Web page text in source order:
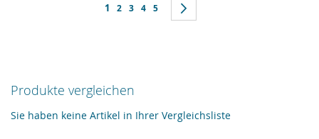
Sie lesen gerade Seite
1 Seite
2 Seite
3 Seite
4 Seite
5
Produkte vergleichen
Sie haben keine Artikel in Ihrer Vergleichsliste